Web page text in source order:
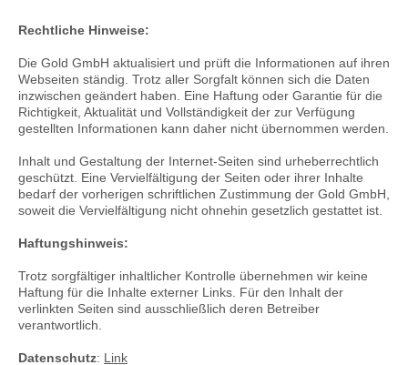
Rechtliche Hinweise:
Die Gold GmbH aktualisiert und prüft die Informationen auf ihren
Webseiten ständig. Trotz aller Sorgfalt können sich die Daten
inzwischen geändert haben. Eine Haftung oder Garantie für die
Richtigkeit, Aktualität und Vollständigkeit der zur Verfügung
gestellten Informationen kann daher nicht übernommen werden.
Inhalt und Gestaltung der Internet-Seiten sind urheberrechtlich
geschützt. Eine Vervielfältigung der Seiten oder ihrer Inhalte
bedarf der vorherigen schriftlichen Zustimmung der Gold GmbH,
soweit die Vervielfältigung nicht ohnehin gesetzlich gestattet ist.
Haftungshinweis:
Trotz sorgfältiger inhaltlicher Kontrolle übernehmen wir keine
Haftung für die Inhalte externer Links. Für den Inhalt der
verlinkten Seiten sind ausschließlich deren Betreiber
verantwortlich.
Datenschutz: Link